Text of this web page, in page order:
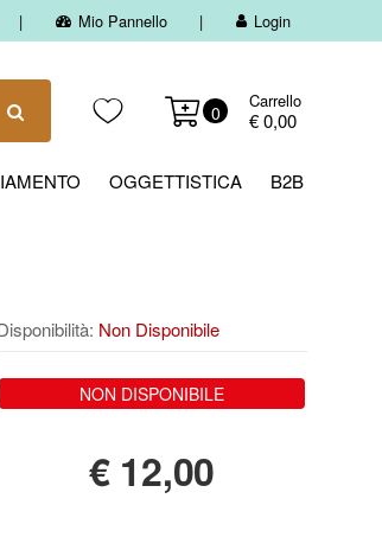
Mio Pannello Login
0
Carrello
€ 0,00
OGGETTISTICA B2B
Non Disponibile
NON DISPONIBILE
€ 12,00